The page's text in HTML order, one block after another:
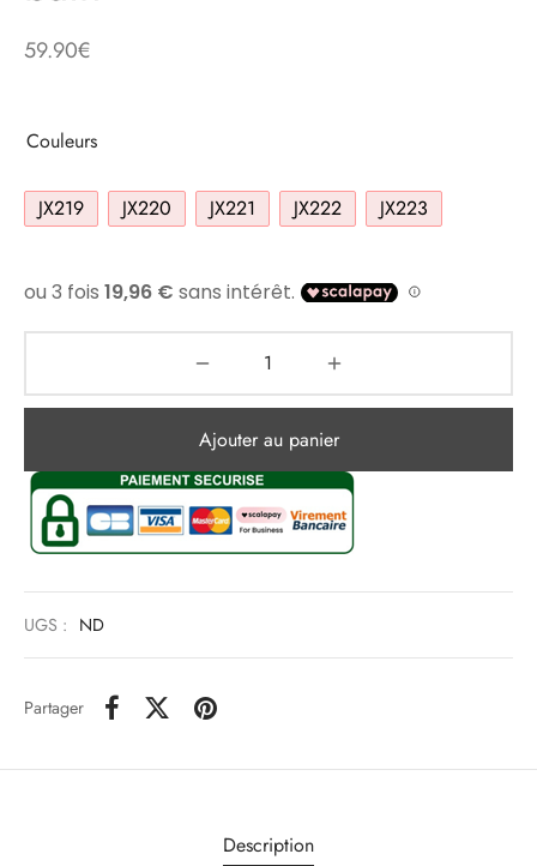
59.90€
Couleurs
JX219 JX220 JX221 JX222 JX223
Ajouter au panier
UGS : ND
Partager
Description